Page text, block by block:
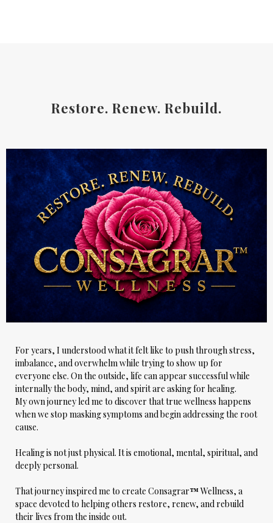
Restore. Renew. Rebuild.
For years, I understood what it felt like to push through stress,
imbalance, and overwhelm while trying to show up for
everyone else. On the outside, life can appear successful while
internally the body, mind, and spirit are asking for healing.
My own journey led me to discover that true wellness happens
when we stop masking symptoms and begin addressing the root
cause.
Healing is not just physical. It is emotional, mental, spiritual, and
deeply personal.
That journey inspired me to create Consagrar™Wellness, a
space devoted to helping others restore, renew, and rebuild
their lives from the inside out.